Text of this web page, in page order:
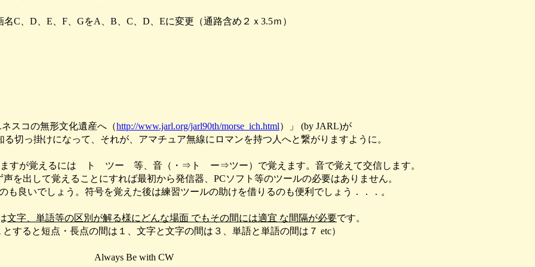
名C、D、E、F、GをA、B、C、D、Eに変更（通路含め２ｘ3.5ｍ）
スコの無形文化遺産へ（http://www.jarl.org/jarl90th/morse_ich.html）」 (by JARL)が
切っ掛けになって、それが、アマチュア無線にロマンを持つ人へと繋がりますように。
すが覚えるには ト ツー 等、音（・⇒ト ー⇒ツー）で覚えます。音で覚えて交信します。
を出して覚えることにすれば最初から発信器、PCソフト等のツールの必要はありません。
も良いでしょう。符号を覚えた後は練習ツールの助けを借りるのも便利でしょう．．．。
文字、単語等の区別が解る様にどんな場面 でもその間には適宜 な間隔が必要です。
すると短点・長点の間は１、文字と文字の間は３、単語と単語の間は７ etc）
Always Be with CW